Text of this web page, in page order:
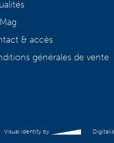
& accès
générales de vente
Visual identity by